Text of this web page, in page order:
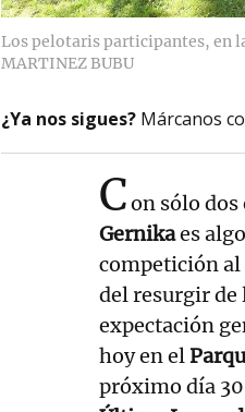
Los pelotaris participantes, en
MARTINEZ BUBU
¿Ya nos sigues? Márcanos
Con sólo dos
Gernikaes
competición al
del resurgir de
expectación
hoy en el
próximo día